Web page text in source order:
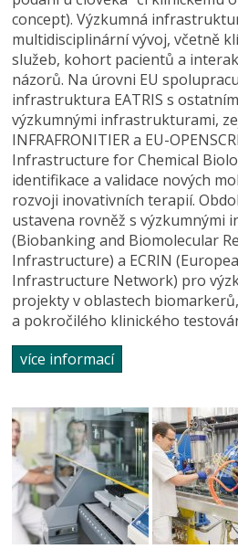
concept). Výzkumná
multidisciplinární vývoj, včetně
služeb, kohort pacientů a
názorů. Na úrovni EU
infrastruktura EATRIS s
výzkumnými infrastrukturami,
INFRAFRONITIER a EU-
Infrastructure for Chemical
identifikace a validace nových
rozvoji inovativních terapií.
ustavena rovněž s výzkumnými
(Biobanking and Biomolecular
Infrastructure) a ECRIN
Infrastructure Network) pro
projekty v oblastech
a pokročilého klinického
více informací